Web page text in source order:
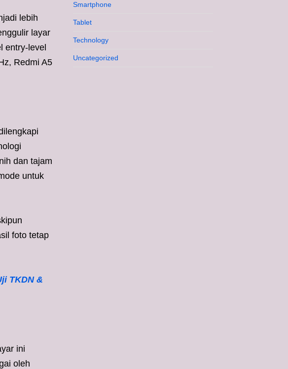
lebih
layar
entry-level
Redmi A5
dan tajam
untuk
foto tetap
TKDN &
ini
oleh
Smartphone
Tablet
Technology
Uncategorized